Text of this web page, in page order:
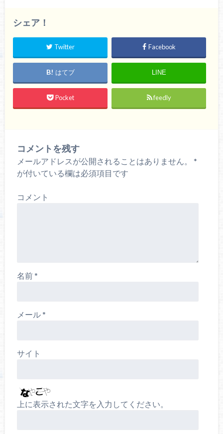
シェア！
Twitter Facebook
はてブ LINE
Pocket feedly
コメントを残す
メールアドレスが公開されることはありません。
*
が付いている欄は必須項目です
コメント
名前*
メール*
サイト
上に表示された文字を入力してください。